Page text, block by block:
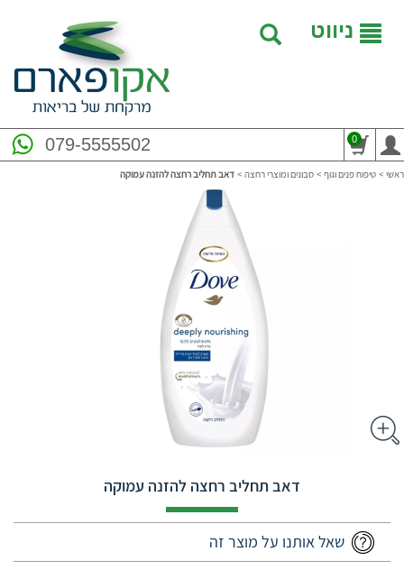
ניווט
079-5555502 0
ראשי > טיפוח פנים וגוף > סבונים ומוצרי רחצה > דאב תחליב רחצה להזנה עמוקה
דאב תחליב רחצה להזנה עמוקה
שאל אותנו על מוצר זה